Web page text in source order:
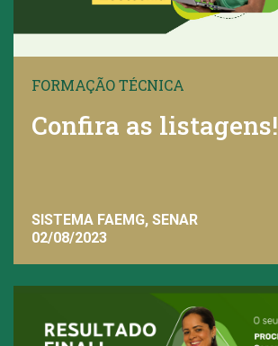
FORMAÇÃO TÉCNICA
Confira as listagens!
SISTEMA FAEMG, SENAR
02/08/2023